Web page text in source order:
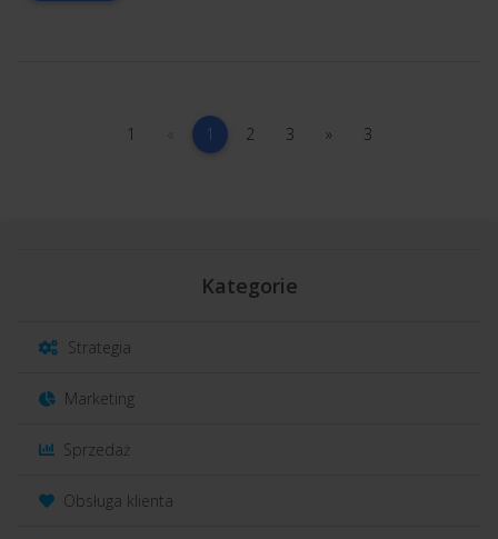
1 poprzednia
1 (current)
22 33 »następna
33
Kategorie
Strategia
Marketing
Sprzedaż
Obsługa klienta